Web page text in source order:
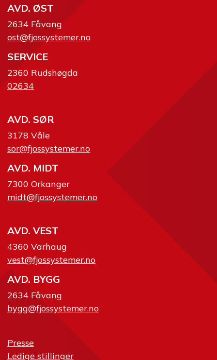
AVD. ØST
2634 Fåvang
ost@fjossystemer.no
SERVICE
2360 Rudshøgda
02634
AVD. SØR
3178 Våle
sor@fjossystemer.no
AVD. MIDT
7300 Orkanger
midt@fjossystemer.no
AVD. VEST
4360 Varhaug
vest@fjossystemer.no
AVD. BYGG
2634 Fåvang
bygg@fjossystemer.no
Presse
Ledige stillinger